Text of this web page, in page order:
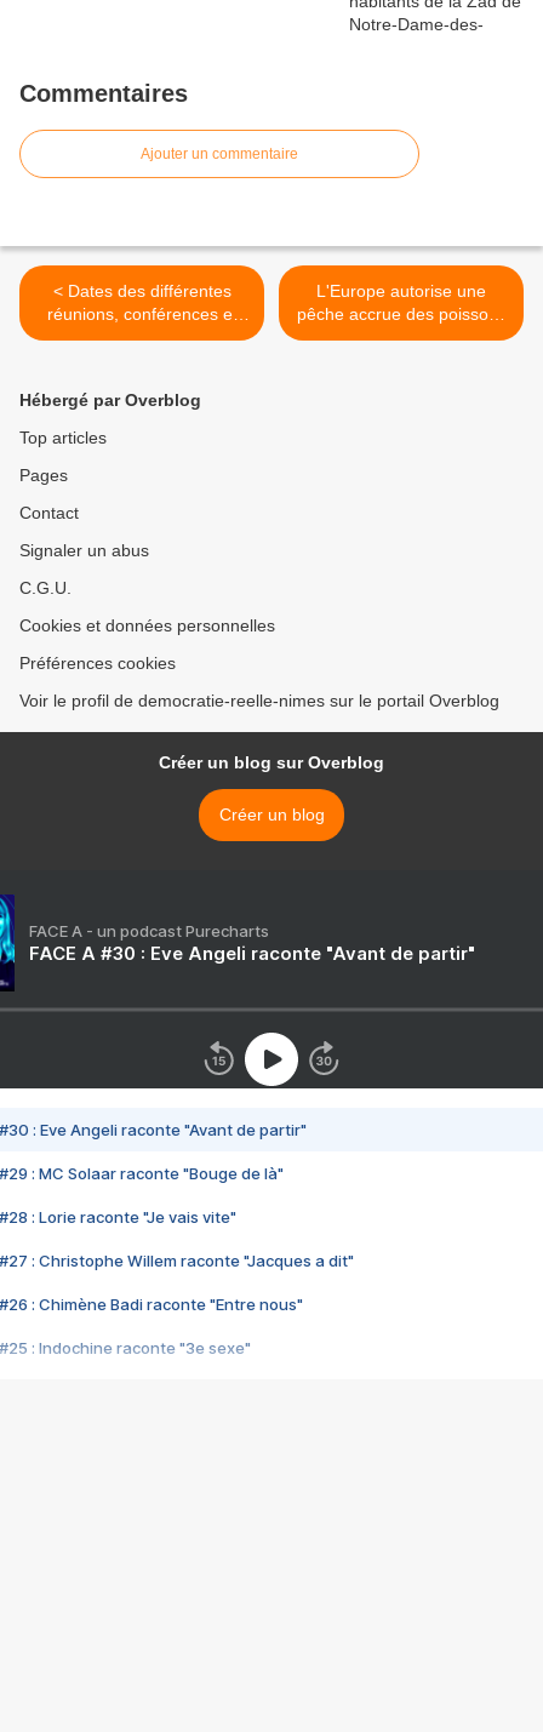
Commentaires
Ajouter un commentaire
< Dates des différentes
réunions, conférences et
débats à venir
L'Europe autorise une
pêche accrue des poissons
des eaux profondes >
Hébergé par Overblog
Top articles
Pages
Contact
Signaler un abus
C.G.U.
Cookies et données personnelles
Préférences cookies
Voir le profil de democratie-reelle-nimes sur le portail Overblog
Créer un blog sur Overblog
Créer un blog
FACE A - un podcast Purecharts
FACE A #30 : Eve Angeli raconte "Avant de partir"
#30 : Eve Angeli raconte "Avant de partir"
#29 : MC Solaar raconte "Bouge de là"
#28 : Lorie raconte "Je vais vite"
#27 : Christophe Willem raconte "Jacques a dit"
#26 : Chimène Badi raconte "Entre nous"
#25 : Indochine raconte "3e sexe"